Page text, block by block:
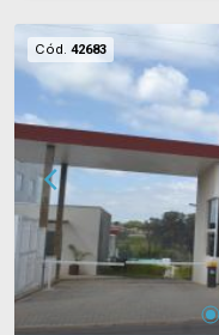
Cód. 42683